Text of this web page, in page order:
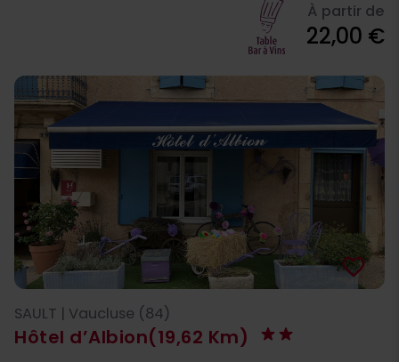
À partir de
22,00 €
Hôtel d’Albion(19,62 Km)
favorite_border
SAULT | Vaucluse (84)